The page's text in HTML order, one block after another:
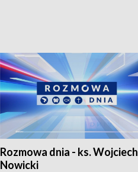
Rozmowa dnia - ks. Wojciech
Nowicki